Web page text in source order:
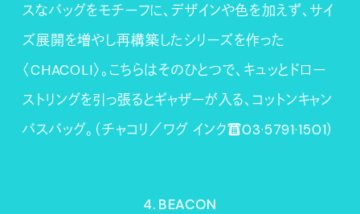
スなバッグをモチーフに、デザインや色を加えず、サイ
ズ展開を増やし再構築したシリーズを作った
〈CHACOLI〉。こちらはそのひとつで、キュッとドロー
ストリングを引っ張るとギャザーが入る、コットンキャン
バスバッグ。（チャコリ／ワグ インク☎03·5791·1501）
4. BEACON